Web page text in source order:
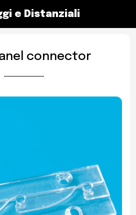
e Distanziali
connector